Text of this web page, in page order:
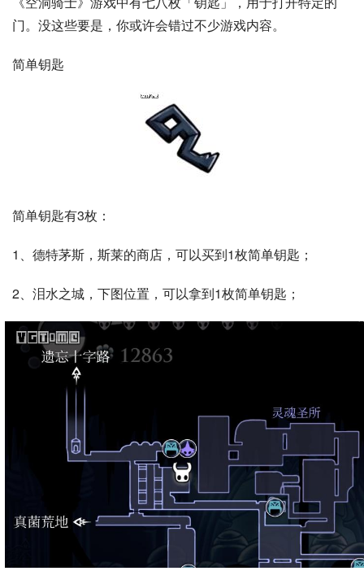
门。没这些要是，你或许会错过不少游戏内容。
简单钥匙
简单钥匙有3枚：
1、德特茅斯，斯莱的商店，可以买到1枚简单钥匙；
2、泪水之城，下图位置，可以拿到1枚简单钥匙；